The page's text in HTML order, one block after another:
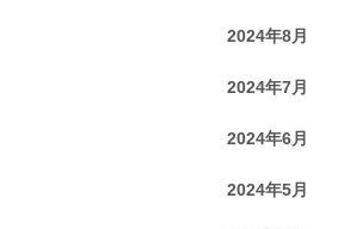
2024年8月
2024年7月
2024年6月
2024年5月